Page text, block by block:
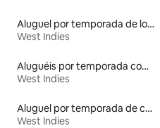
Aluguel por temporada de lofts
West Indies
Aluguéis por temporada com cama de altura acessível
West Indies
Aluguel por temporada de contêineres
West Indies